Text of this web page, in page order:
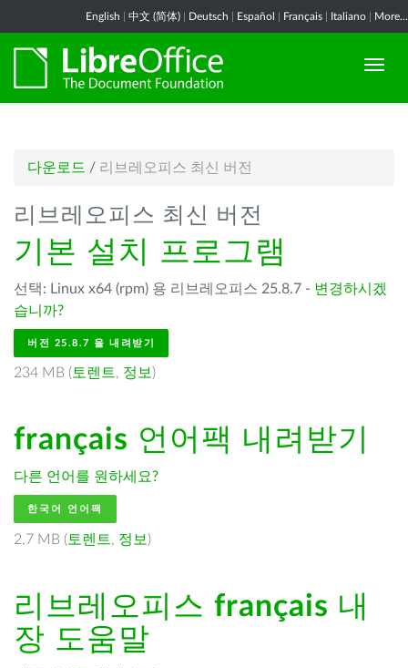
English 中文 (简体) Deutsch Español Français Italiano More...
다운로드 / 리브레오피스 최신 버전
리브레오피스 최신 버전
기본 설치 프로그램
선택: Linux x64 (rpm) 용 리브레오피스 25.8.7 - 변경하시겠
습니까?
버전 25.8.7 을 내려받기
234 MB ( 토렌트, 정보 )
français 언어팩 내려받기
다른 언어를 원하세요?
한국어 언어팩
2.7 MB ( 토렌트, 정보 )
리브레오피스 français 내
장 도움말